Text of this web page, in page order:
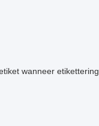
wanneer etikettering